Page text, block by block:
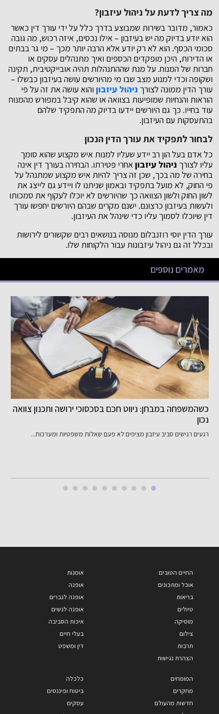
מה צריך לדעת על ניהול עיזבון?
כאמור, מדובר בשירות שמבוצע בדרך כלל על ידי עורך דין כאשר
הוא יודע בדיוק מה יש בעיזבון – אילו נכסים, איזה רכוש, מה גובה
סכומי הכסף. הוא לא רק יודע אלא הרבה יותר מכך – מי גר בבתים
או הדירות, היכן מופקדים הכספים ואיך מתנהלים עסקים או
חברות של המנוח. על מנת שההתנהלות תהיה אובייקטיבית, תקינה
ושקופה וכדי למנוע מצב שבו מי מהיורשים עושה בעיזבון כבשלו –
עורך הדין ממונה לצורך ניהול עיזבוןוהוא עושה את זה על פי
הוראות והנחיות שמופיעות בצוואה או שהוא קיבל במפורש מהמנוח
עוד בחייו. כך גם היורשים יידעו בדיוק מה התפקיד שלהם
בהתעסקות עם העיזבון.
לבחור לתפקיד את עורך הדין הנכון
כל אדם בעל הון רב יידע שעליו למנות איש מקצוע שהוא סומך
עליו לצורך ניהול עיזבוןאחרי פטירתו. הבחירה בעורך דין אינה
בחירה של מה בכך, שכן זה צריך להיות איש מקצוע שמתנהל על
פי החוק, לא מועל בתפקיד ובאמון שניתנו לו ויידע גם לייצג את
לשון החוק ולשון הצוואה כך שהיורשים לא יוכלו לעקוף את סמכותו
ולעשות בעיזבון כרצונם. ישנם מקרים שבהם היורשים יחפשו עורך
דין שיוכלו לסמוך עליו כדי שינהל את העיזבון.
עורך הדין יוסי רוזנבלום מנוסה בנושאים רבים שקשורים לירושות
ובכלל זה גם ניהול עיזבונות עבור הלקוחות שלו.
מאמרים נוספים
כשהמשפחה במבחן: ניווט חכם בסכסוכי ירושה ותכנון צוואה
נכון
רגעים רגישים סביב עיזבון מציפים לא פעם שאלות משפטיות ומערכות...
החיים הטובים
אוכל ומתכונים
בריאות
טיולים
מוסיקה
צילום
תרבות
הצהרת נגישות
אומנות
אופנה
אופנה לגברים
אופנה לנשים
איכות הסביבה
בעלי חיים
דין ומשפט
המומחים
מחקרים
חדשות מהעולם
כלכלה
ביטוח ופיננסים
עסקים